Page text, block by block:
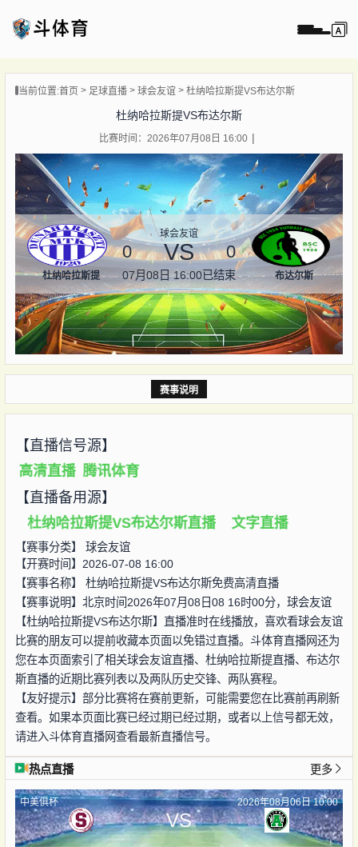
播
像
闻
当前位置:首页 足球直播 球会友谊 杜纳哈拉斯提VS布达尔斯
杜纳哈拉斯提VS布达尔斯
比赛时间：2026年07月08日 16:00
杜纳哈拉斯提
球会友谊
0 VS 0
07月08日 16:00已结束 布达尔斯
赛事说明
【直播信号源】
高清直播 腾讯体育
【直播备用源】
杜纳哈拉斯提VS布达尔斯直播 文字直播
【赛事分类】 球会友谊
【开赛时间】2026-07-08 16:00
【赛事名称】 杜纳哈拉斯提VS布达尔斯免费高清直播
【赛事说明】北京时间2026年07月08日08 16时00分，球会友谊
【杜纳哈拉斯提VS布达尔斯】直播准时在线播放，喜欢看球会友谊
比赛的朋友可以提前收藏本页面以免错过直播。斗体育直播网还为
您在本页面索引了相关球会友谊直播、杜纳哈拉斯提直播、布达尔
斯直播的近期比赛列表以及两队历史交锋、两队赛程。
【友好提示】部分比赛将在赛前更新，可能需要您在比赛前再刷新
查看。如果本页面比赛已经过期已经过期，或者以上信号都无效，
请进入斗体育直播网查看最新直播信号。
热点直播 更多
中美俱杯 2026年08月06日 10:00
VS